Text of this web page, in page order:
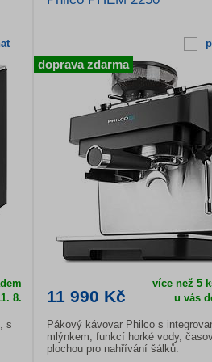
8.
s
11 990 Kč
více než 5
u vás
Pákový kávovar Philco s
mlýnkem, funkcí horké vody,
plochou pro nahřívání šálků.
doprava zdarma